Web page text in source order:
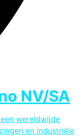
NV/SA
wereldwijde
en industriële